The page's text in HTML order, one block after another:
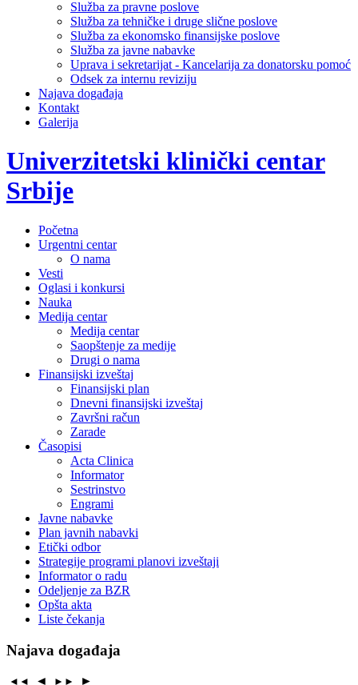
Služba za pravne poslove
Služba za tehničke i druge slične poslove
Služba za ekonomsko finansijske poslove
Služba za javne nabavke
Uprava i sekretarijat - Kancelarija za donatorsku pomoć
Odsek za internu reviziju
Najava događaja
Kontakt
Galerija
Univerzitetski klinički centar
Srbije
Početna
Urgentni centar
O nama
Vesti
Oglasi i konkursi
Nauka
Medija centar
Medija centar
Saopštenje za medije
Drugi o nama
Finansijski izveštaj
Finansijski plan
Dnevni finansijski izveštaj
Završni račun
Zarade
Časopisi
Acta Clinica
Informator
Sestrinstvo
Engrami
Javne nabavke
Plan javnih nabavki
Etički odbor
Strategije programi planovi izveštaji
Informator o radu
Odeljenje za BZR
Opšta akta
Liste čekanja
Najava događaja
◄◄ ◄ ►►
►